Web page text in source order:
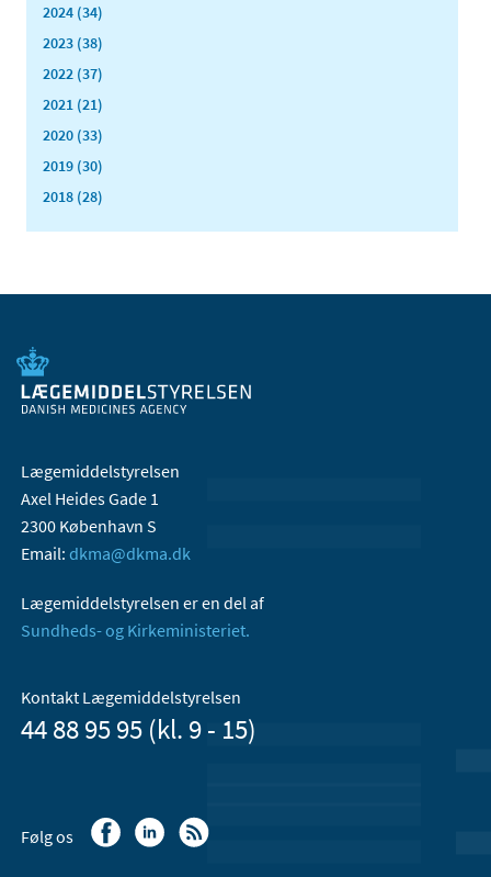
2024 (34)
2023 (38)
2022 (37)
2021 (21)
2020 (33)
2019 (30)
2018 (28)
Lægemiddelstyrelsen
Axel Heides Gade 1
2300 København S
Email: dkma@dkma.dk
Lægemiddelstyrelsen er en del af
Sundheds- og Kirkeministeriet.
Kontakt Lægemiddelstyrelsen
44 88 95 95 (kl. 9 - 15)
Følg os